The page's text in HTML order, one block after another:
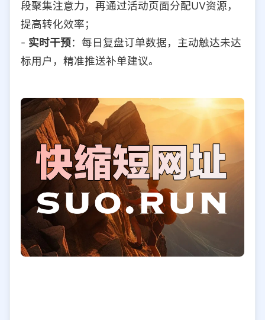
段聚集注意力，再通过活动页面分配UV资源，
提高转化效率；
- 实时干预：每日复盘订单数据，主动触达未达
标用户，精准推送补单建议。